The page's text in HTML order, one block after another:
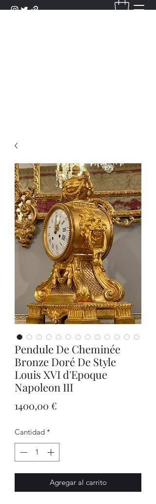
Pendule De Cheminée
Bronze Doré De Style
Louis XVI d'Epoque
Napoleon III
1400,00 €
Cantidad *
Agregar al carrito